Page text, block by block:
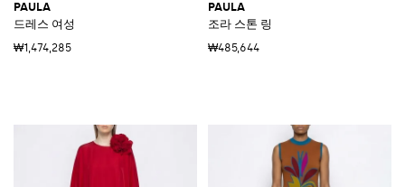
PAULA
드레스 여성
₩1,474,285
PAULA
조라 스톤 링
₩485,644